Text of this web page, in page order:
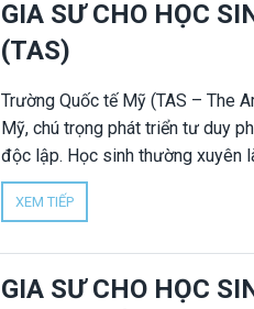
trong đó có ISSP. Trung tâm lựa
dạy linh hoạt, giúp học sinh tiến
GIA SƯ CHO HỌC
(TAS)
Trường Quốc tế Mỹ (TAS – The
Mỹ, chú trọng phát triển tư duy
độc lập. Học sinh thường xuyên
tiếng Anh, đòi hỏi nền tảng kiến
phụ huynh lựa chọn gia sư
XEM TIẾP
GIA SƯ CHO HỌC